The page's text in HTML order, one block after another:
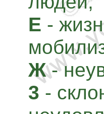
Е -
Ж-
3 -